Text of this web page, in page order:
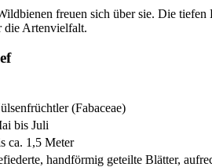
freuen sich über sie. Die
die Artenvielfalt.
(Fabaceae)
bis Juli
ca. 1,5 Meter
handförmig geteilte Blätter,